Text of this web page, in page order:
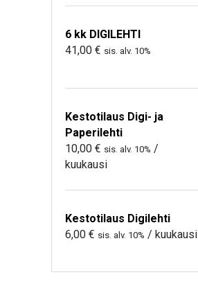
6 kk DIGILEHTI
41,00 € sis. alv. 10%
Kestotilaus Digi- ja
Paperilehti
10,00 € sis. alv. 10% /
kuukausi
Kestotilaus Digilehti
6,00 € sis. alv. 10% / kuukausi